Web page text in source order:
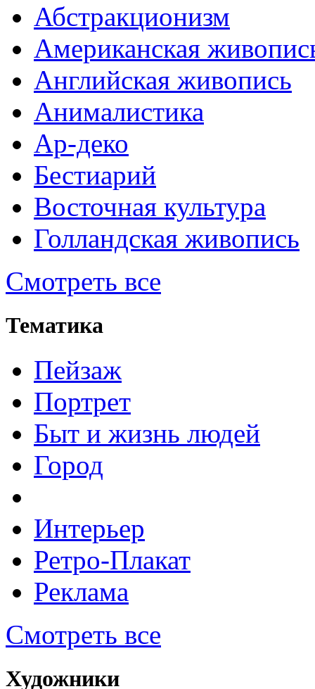
Абстракционизм
Американская
Английская живопись
Анималистика
Ар-деко
Бестиарий
Восточная культура
Голландская живопись
Смотреть все
Тематика
Пейзаж
Портрет
Быт и жизнь людей
Город
Интерьер
Ретро-Плакат
Реклама
Смотреть все
Художники